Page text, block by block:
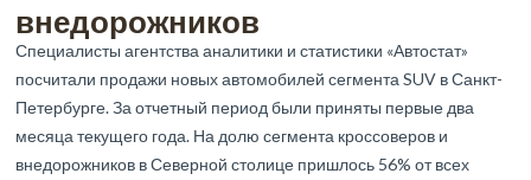
внедорожников
Специалисты агентства аналитики и статистики «Автостат»
посчитали продажи новых автомобилей сегмента SUV в Санкт-
Петербурге. За отчетный период были приняты первые два
месяца текущего года. На долю сегмента кроссоверов и
внедорожников в Северной столице пришлось 56% от всех